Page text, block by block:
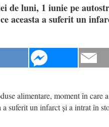
de luni, 1 iunie pe
aceasta a suferit un
alimentare, moment în care
suferit un infarct și a intrat în